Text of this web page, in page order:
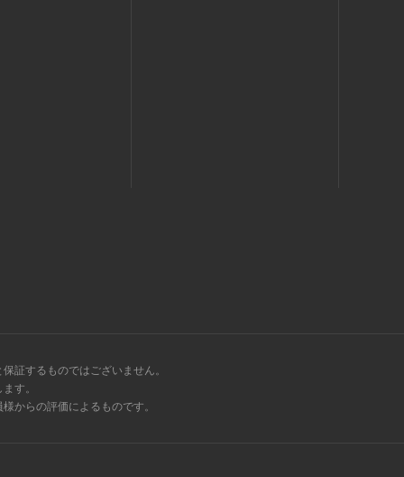
証するものではございません。
す。
からの評価によるものです。